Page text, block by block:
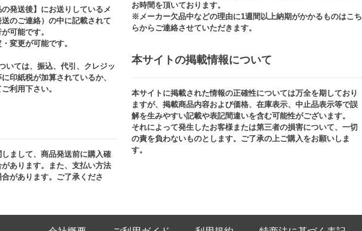
発送後】にお送りしているメ
のご連絡）の中に記載されて
可能です。
変更が可能です。​​
いては、振込、代引、クレジッ
印紙税が加算されているか、
利用下さい。
まして、商品発送前に購入確
あります。また、支払い方法
があります。ご了承くださ
お時間を頂いております。​
※メーカー欠品中などの理由に1週間以上納期がかかるものはこち
らからご連絡させていただきます。
本サイトの掲載情報について​
本サイトに掲載された情報の正確性については万全を期しており
ますが、掲載商品内容および価格、在庫表示、中止品表示等で誤
解を生みやすい記載や表記間違いを含む可能性がございます。​
それによって発生したお客様または第三者の損害について、一切
の責を負わないものとします。ご了承の上ご購入をお願いしま
す。